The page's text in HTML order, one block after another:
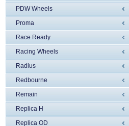
PDW Wheels
Proma
Race Ready
Racing Wheels
Radius
Redbourne
Remain
Replica H
Replica OD